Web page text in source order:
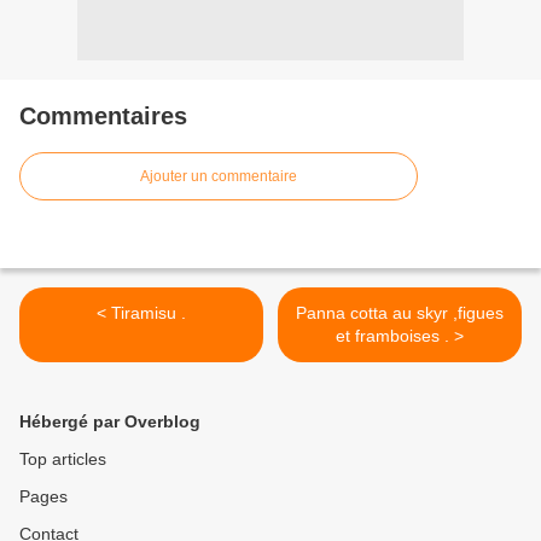
Commentaires
Ajouter un commentaire
< Tiramisu .
Panna cotta au skyr ,figues
et framboises . >
Hébergé par Overblog
Top articles
Pages
Contact